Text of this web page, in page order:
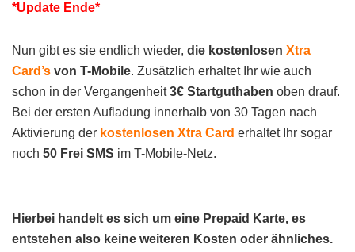
*Update Ende*
Nun gibt es sie endlich wieder, die kostenlosen Xtra
Card’s von T-Mobile. Zusätzlich erhaltet Ihr wie auch
schon in der Vergangenheit3€ Startguthaben oben drauf.
Bei der ersten Aufladung innerhalb von 30 Tagen nach
Aktivierung der kostenlosen Xtra Card erhaltet Ihr sogar
noch 50 Frei SMS im T-Mobile-Netz.
Hierbei handelt es sich um eine Prepaid Karte, es
entstehen also keine weiteren Kosten oder ähnliches.